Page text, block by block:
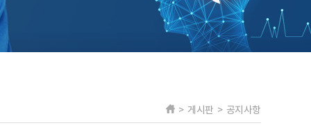
> 게시판 > 공지사항